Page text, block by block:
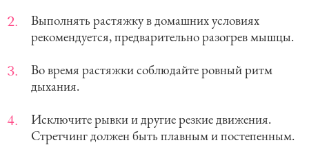
Выполнять растяжку в домашних условиях
рекомендуется, предварительно разогрев мышцы.
Во время растяжки соблюдайте ровный ритм
дыхания.
Исключите рывки и другие резкие движения.
Стретчинг должен быть плавным и постепенным.